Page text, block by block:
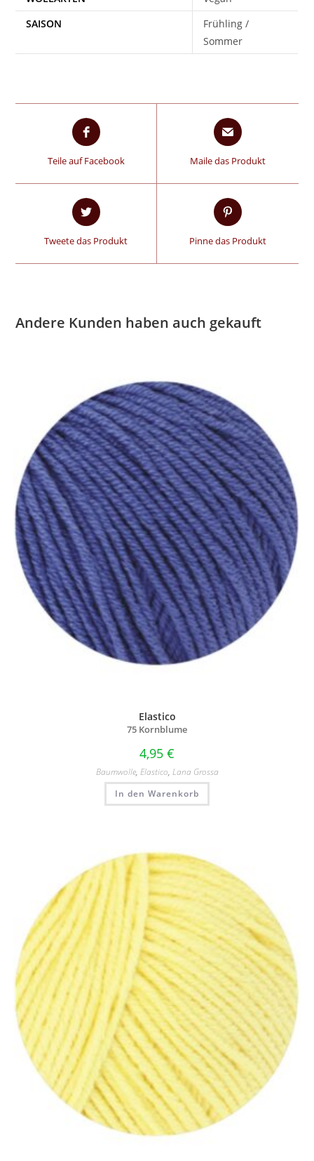
SAISON
Frühling /
Sommer
Teile auf Facebook Maile das Produkt
Tweete das Produkt Pinne das Produkt
Andere Kunden haben auch gekauft
Elastico
75 Kornblume
4,95 €
Baumwolle, Elastico, Lana Grossa
In den Warenkorb